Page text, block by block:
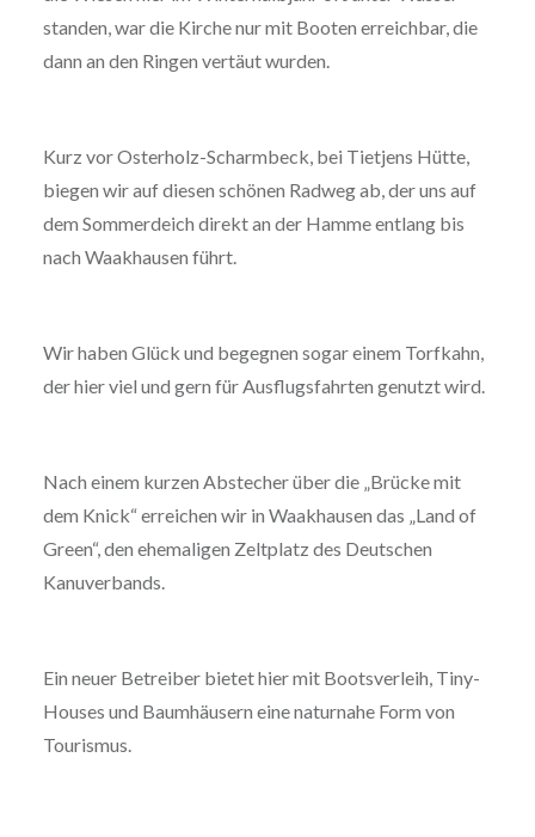
standen, war die Kirche nur mit Booten erreichbar, die
dann an den Ringen vertäut wurden.
Kurz vor Osterholz-Scharmbeck, bei Tietjens Hütte,
biegen wir auf diesen schönen Radweg ab, der uns auf
dem Sommerdeich direkt an der Hamme entlang bis
nach Waakhausen führt.
Wir haben Glück und begegnen sogar einem Torfkahn,
der hier viel und gern für Ausflugsfahrten genutzt wird.
Nach einem kurzen Abstecher über die „Brücke mit
dem Knick“ erreichen wir in Waakhausen das „Land of
Green“, den ehemaligen Zeltplatz des Deutschen
Kanuverbands.
Ein neuer Betreiber bietet hier mit Bootsverleih, Tiny-
Houses und Baumhäusern eine naturnahe Form von
Tourismus.